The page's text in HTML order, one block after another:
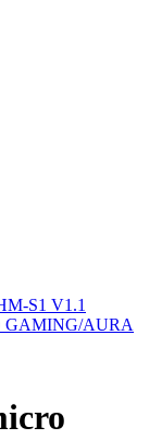
S1 V1.1
GAMING/AURA